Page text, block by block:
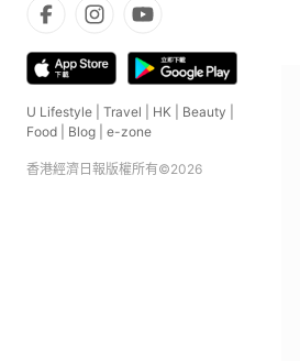
U Lifestyle Travel HK Beauty
Food
Blog e-zone
香港經濟日報版權所有©2026